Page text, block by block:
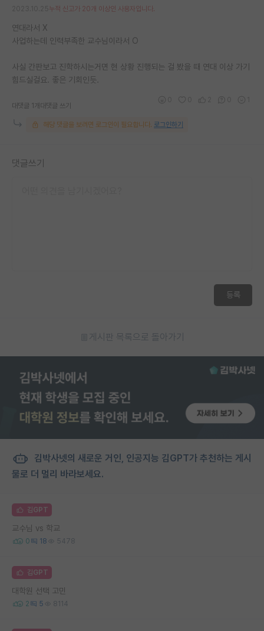
누적 신고가 20개 이상인 사용자입니다.
연대라서 X
사업하는데 인력부족한 교수님이라서 O
사실 간판보고 진학하시는거면 현 상황 진행되는 걸 봤을 때 연대 이상 가기
힘드실걸요. 좋은 기회인듯.
대댓글 1개 대댓글 쓰기
해당 댓글을 보려면 로그인이 필요합니다. 로그인하기
댓글쓰기
등록
게시판 목록으로 돌아가기
김박사넷의 새로운 거인, 인공지능 김GPT가 추천하는 게시
물로 더 멀리 바라보세요.
김GPT
교수님 vs 학교
0 18 5478
김GPT
대학원 선택 고민
2 5 8114